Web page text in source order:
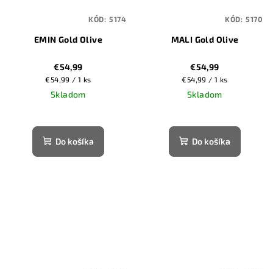
EMIN Gold Olive
€54,99
Jednotková
cena:
€54,99 / 1 ks
Skladom
Do košíka
KÓD: 5174
MALI Gold Olive
€54,99
Jednotková
cena:
€54,99 / 1 ks
Skladom
Do košíka
KÓD: 5170